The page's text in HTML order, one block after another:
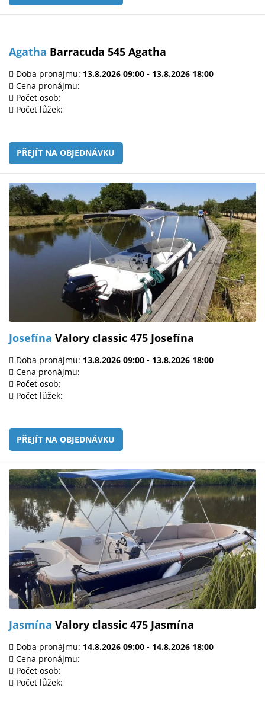
Agatha Barracuda 545 Agatha
Doba pronájmu: 13.8.2026 09:00 - 13.8.2026 18:00
Cena pronájmu:
Počet osob:
Počet lůžek:
PŘEJÍT NA OBJEDNÁVKU
Josefína Valory classic 475 Josefína
Doba pronájmu: 13.8.2026 09:00 - 13.8.2026 18:00
Cena pronájmu:
Počet osob:
Počet lůžek:
PŘEJÍT NA OBJEDNÁVKU
Jasmína Valory classic 475 Jasmína
Doba pronájmu: 14.8.2026 09:00 - 14.8.2026 18:00
Cena pronájmu:
Počet osob:
Počet lůžek: